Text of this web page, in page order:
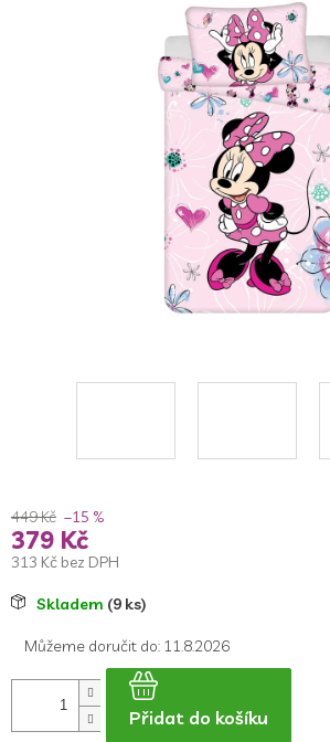
449 Kč –15 %
379 Kč
313 Kč bez DPH
MěrnáSkladem (9 ks)
Můžeme doručit do: 11.8.2026
Přidat do košíku